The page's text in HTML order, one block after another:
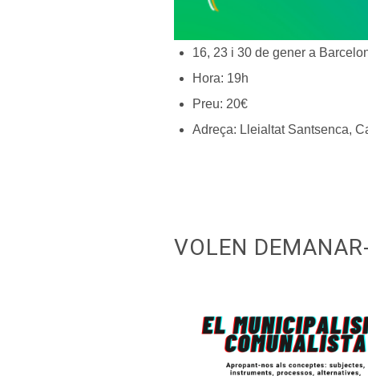
16, 23 i 30 de gener a
Hora: 19h
Preu: 20€
Adreça: Lleialtat Santsenca,
VOLEN